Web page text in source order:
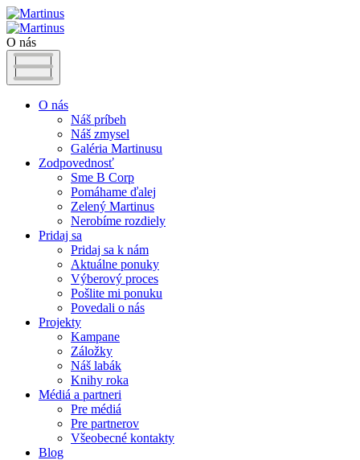
O nás
O nás
Náš príbeh
Náš zmysel
Galéria Martinusu
Zodpovednosť
Sme B Corp
Pomáhame ďalej
Zelený Martinus
Nerobíme rozdiely
Pridaj sa
Pridaj sa k nám
Aktuálne ponuky
Výberový proces
Pošlite mi ponuku
Povedali o nás
Projekty
Kampane
Záložky
Náš labák
Knihy roka
Médiá a partneri
Pre médiá
Pre partnerov
Všeobecné kontakty
Blog